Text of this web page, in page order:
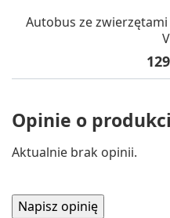
Autobus ze
Opinie o
Aktualnie brak opinii.